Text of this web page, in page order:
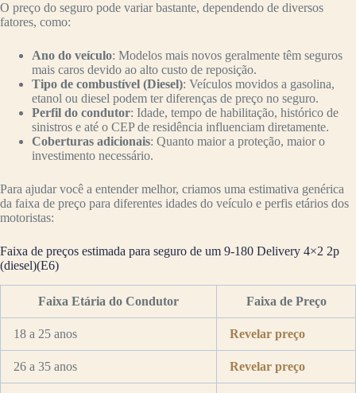
O preço do seguro pode variar bastante, dependendo de diversos
fatores, como:
Ano do veículo: Modelos mais novos geralmente têm seguros
mais caros devido ao alto custo de reposição.
Tipo de combustível (Diesel): Veículos movidos a gasolina,
etanol ou diesel podem ter diferenças de preço no seguro.
Perfil do condutor: Idade, tempo de habilitação, histórico de
sinistros e até o CEP de residência influenciam diretamente.
Coberturas adicionais: Quanto maior a proteção, maior o
investimento necessário.
Para ajudar você a entender melhor, criamos uma estimativa genérica
da faixa de preço para diferentes idades do veículo e perfis etários dos
motoristas:
Faixa de preços estimada para seguro de um 9-180 Delivery 4×2 2p
(diesel)(E6)
Faixa Etária do Condutor Faixa de Preço
18 a 25 anos Revelar preço
26 a 35 anos Revelar preço